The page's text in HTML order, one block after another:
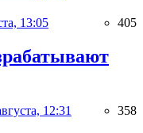
13:05 405
12:31 358